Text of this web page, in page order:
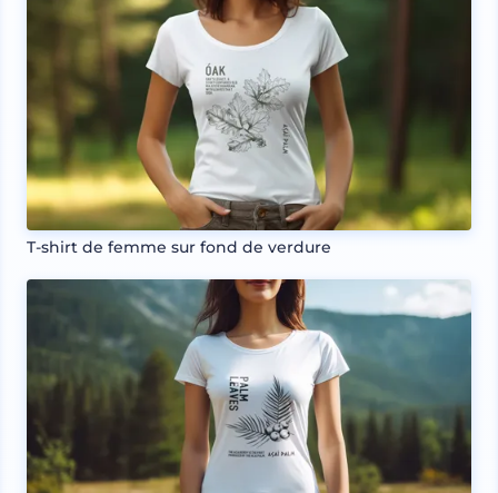
T-shirt de femme sur fond de verdure